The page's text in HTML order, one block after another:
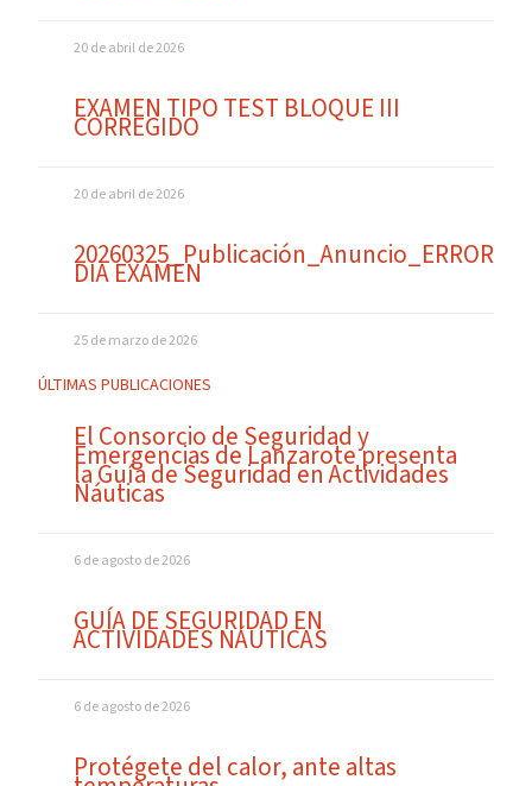
20 de abril de 2026
EXAMEN TIPO TEST BLOQUE III
CORREGIDO
20 de abril de 2026
20260325_Publicación_Anuncio_ERROR
DIA EXAMEN
25 de marzo de 2026
ÚLTIMAS PUBLICACIONES
El Consorcio de Seguridad y
Emergencias de Lanzarote presenta
la Guía de Seguridad en Actividades
Náuticas
6 de agosto de 2026
GUÍA DE SEGURIDAD EN
ACTIVIDADES NÁUTICAS
6 de agosto de 2026
Protégete del calor, ante altas